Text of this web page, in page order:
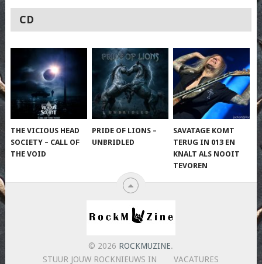
CD
THE VICIOUS HEAD
SOCIETY – CALL OF
THE VOID
PRIDE OF LIONS –
UNBRIDLED
SAVATAGE KOMT
TERUG IN 013 EN
KNALT ALS NOOIT
TEVOREN
© 2026 ROCKMUZINE.
STUUR JOUW ROCKNIEUWS IN
VACATURES